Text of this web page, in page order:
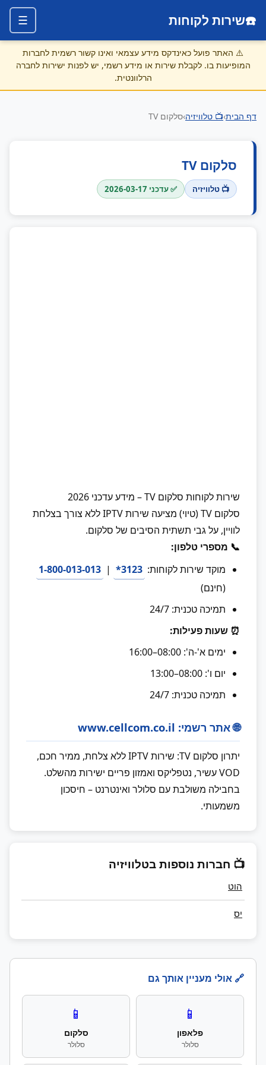
☎️שירות לקוחות ☰
⚠️ האתר פועל כאינדקס מידע עצמאי ואינו קשור רשמית לחברות
המופיעות בו. לקבלת שירות או מידע רשמי, יש לפנות ישירות לחברה
הרלוונטית.
דף הבית›📺 טלוויזיה›סלקום TV
סלקום TV
📺 טלוויזיה ✅ עדכני 2026-03-17
שירות לקוחות סלקום TV – מידע עדכני 2026
סלקום TV (טיוי) מציעה שירות IPTV ללא צורך בצלחת
לוויין, על גבי תשתית הסיבים של סלקום.
📞 מספרי טלפון:
מוקד שירות לקוחות: 3123*
|
1-800-013-013
(חינם)
תמיכה טכנית: 24/7
⏰ שעות פעילות:
ימים א'-ה': 08:00–16:00
יום ו': 08:00–13:00
תמיכה טכנית: 24/7
🌐 אתר רשמי: www.cellcom.co.il
יתרון סלקום TV: שירות IPTV ללא צלחת, ממיר חכם,
VOD עשיר, נטפליקס ואמזון פריים ישירות מהשלט.
בחבילה משולבת עם סלולר ואינטרנט – חיסכון
משמעותי.
📺 חברות נוספות בטלוויזיה
הוט
יס
🔗 אולי מעניין אותך גם
📱
פלאפון
סלולר
📱
סלקום
סלולר